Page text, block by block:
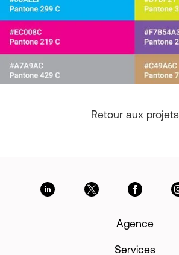
Retour aux projets
Agence
Services